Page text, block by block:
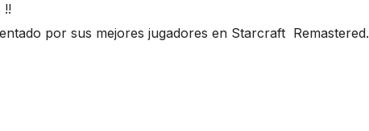
!!
por sus mejores jugadores en Starcraft Remastered.